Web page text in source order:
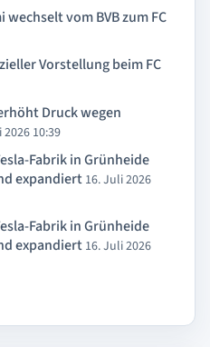
vom BVB zum FC
Vorstellung beim FC
Druck wegen
2026 10:39
Fabrik in Grünheide
expandiert 16. Juli 2026
Fabrik in Grünheide
expandiert 16. Juli 2026